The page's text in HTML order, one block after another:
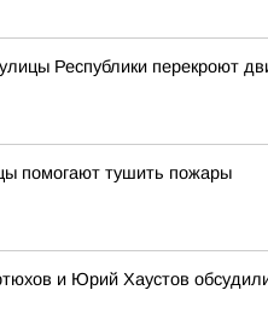
Республики перекроют
помогают тушить пожары
и Юрий Хаустов